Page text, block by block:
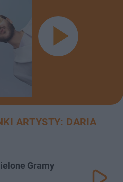
ARTYSTY: DARIA
Gramy